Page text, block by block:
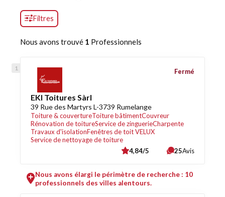
Filtres
Nous avons trouvé 1 Professionnels
EKI Toitures Sàrl
39 Rue des Martyrs L-3739 Rumelange
Toiture & couvertureToiture bâtimentCouvreur
Rénovation de toitureService de zinguerieCharpente
Travaux d'isolationFenêtres de toit VELUX
Service de nettoyage de toiture
Fermé
4,84/5 25Avis
Nous avons élargi le périmètre de recherche : 10
professionnels des villes alentours.